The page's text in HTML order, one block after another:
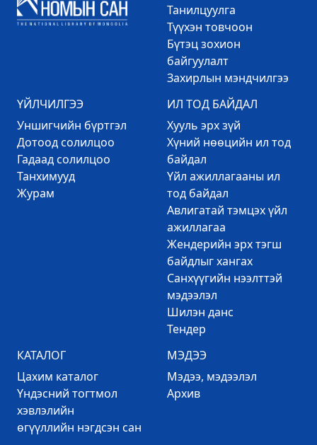
Танилцуулга
Түүхэн товчоон
Бүтэц зохион
байгуулалт
Захирлын мэндчилгээ
ҮЙЛЧИЛГЭЭ
Уншигчийн бүртгэл
Дотоод солилцоо
Гадаад солилцоо
Танхимууд
Журам
ИЛ ТОД БАЙДАЛ
Хууль эрх зүй
Хүний нөөцийн ил тод
байдал
Үйл ажиллагааны ил
тод байдал
Авлигатай тэмцэх үйл
ажиллагаа
Жендерийн эрх тэгш
байдлыг хангах
Санхүүгийн нээлттэй
мэдээлэл
Шилэн данс
Тендер
КАТАЛОГ
Цахим каталог
Үндэсний тогтмол
хэвлэлийн
өгүүллийн нэгдсэн сан
МЭДЭЭ
Mэдээ, мэдээлэл
Архив